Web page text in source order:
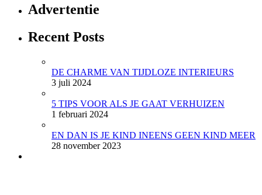
Advertentie
Recent Posts
DE CHARME VAN TIJDLOZE INTERIEURS
3 juli 2024
5 TIPS VOOR ALS JE GAAT VERHUIZEN
1 februari 2024
EN DAN IS JE KIND INEENS GEEN KIND MEER
28 november 2023